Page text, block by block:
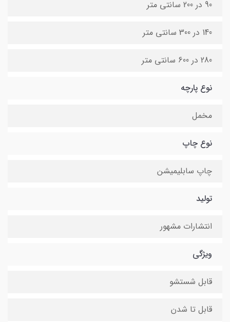
90 در 200 سانتی متر
140 در 300 سانتی متر
280 در 600 سانتی متر
نوع پارچه
مخمل
نوع چاپ
چاپ سابلیمیشن
تولید
انتشارات مشهور
ویژگی
قابل شستشو
قابل تا شدن